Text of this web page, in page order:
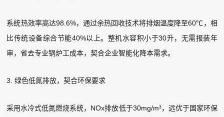
系统热效率高达98.6%，通过余热回收技术将排烟温度降至60℃，相
比传统设备综合节能40%以上。整机水容积小于30升，无需报装年
审，省去专业锅炉工成本，契合企业智能化降本需求。
3. 绿色低氮排放，契合环保要求
采用水冷式低氮燃烧系统，NOx排放低于30mg/m³，远优于国家环保